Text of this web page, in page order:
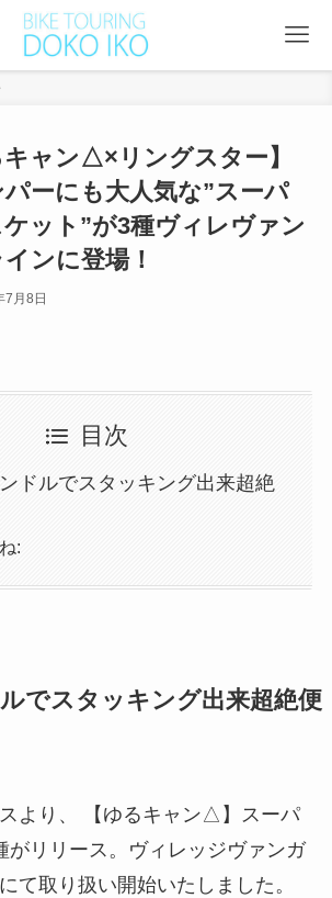
キャン△×リングスター】
ーにも大人気な”スーパ
ット”が3種ヴィレヴァン
ンに登場！
7月8日
目次
ドルでスタッキング出来超絶
:
でスタッキング出来超絶便
より、 【ゆるキャン△】スーパ
がリリース。ヴィレッジヴァンガ
て取り扱い開始いたしました。